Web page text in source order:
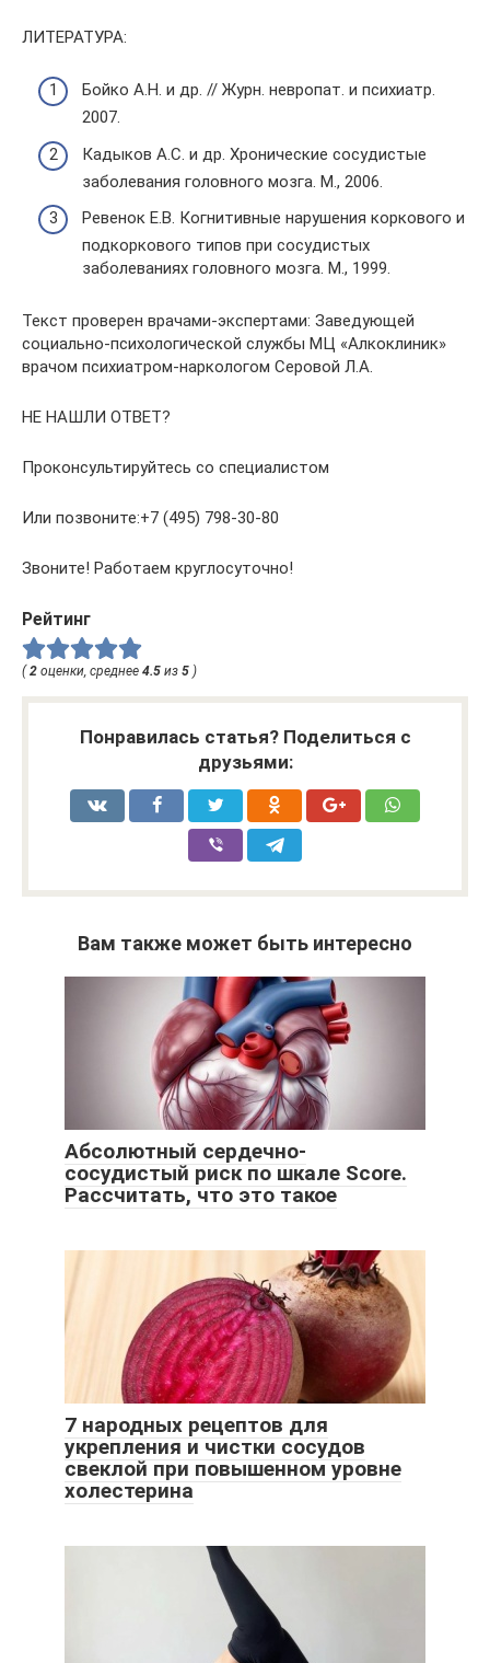
ЛИТЕРАТУРА:
Бойко А.Н. и др. // Журн. невропат. и психиатр.
2007.
Кадыков А.С. и др. Хронические сосудистые
заболевания головного мозга. М., 2006.
Ревенок Е.В. Когнитивные нарушения коркового и
подкоркового типов при сосудистых
заболеваниях головного мозга. М., 1999.
Текст проверен врачами-экспертами: Заведующей
социально-психологической службы МЦ «Алкоклиник»
врачом психиатром-наркологом Серовой Л.А.
НЕ НАШЛИ ОТВЕТ?
Проконсультируйтесь со специалистом
Или позвоните:+7 (495) 798-30-80
Звоните! Работаем круглосуточно!
Рейтинг
( 2 оценки, среднее 4.5 из 5 )
Понравилась статья? Поделиться с
друзьями:
Вам также может быть интересно
Абсолютный сердечно-
сосудистый риск по шкале Score.
Рассчитать, что это такое
7 народных рецептов для
укрепления и чистки сосудов
свеклой при повышенном уровне
холестерина